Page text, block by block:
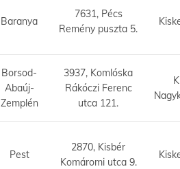
Baranya
7631, Pécs
Remény puszta 5.
Borsod-
Abaúj-
Zemplén
3937, Komlóska
Rákóczi Ferenc
utca 121.
Pest
2870, Kisbér
Komáromi utca 9.